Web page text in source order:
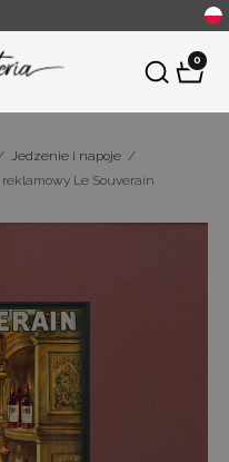
0
Jedzenie i napoje /
Le Souverain